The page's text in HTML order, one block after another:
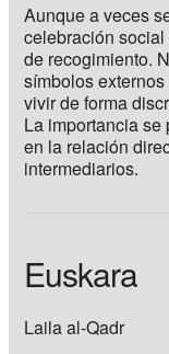
Aunque a veces
celebración
de recogimiento.
símbolos
vivir de forma
La importancia
en la relación
intermediarios.
Euskara
Laila al-Qadr